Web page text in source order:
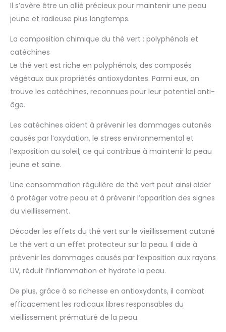
Il s’avère être un allié précieux pour maintenir une peau
jeune et radieuse plus longtemps.
La composition chimique du thé vert : polyphénols et
catéchines
Le thé vert est riche en polyphénols, des composés
végétaux aux propriétés antioxydantes. Parmi eux, on
trouve les catéchines, reconnues pour leur potentiel anti-
âge.
Les catéchines aident à prévenir les dommages cutanés
causés par l’oxydation, le stress environnemental et
l’exposition au soleil, ce qui contribue à maintenir la peau
jeune et saine.
Une consommation régulière de thé vert peut ainsi aider
à protéger votre peau et à prévenir l’apparition des signes
du vieillissement.
Décoder les effets du thé vert sur le vieillissement cutané
Le thé vert a un effet protecteur sur la peau. Il aide à
prévenir les dommages causés par l’exposition aux rayons
UV, réduit l’inflammation et hydrate la peau.
De plus, grâce à sa richesse en antioxydants, il combat
efficacement les radicaux libres responsables du
vieillissement prématuré de la peau.